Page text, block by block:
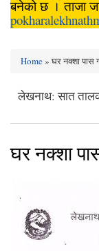
बनेको छ । ताजा
Home» घर नक्शा पास
सात तालको
घर नक्शा